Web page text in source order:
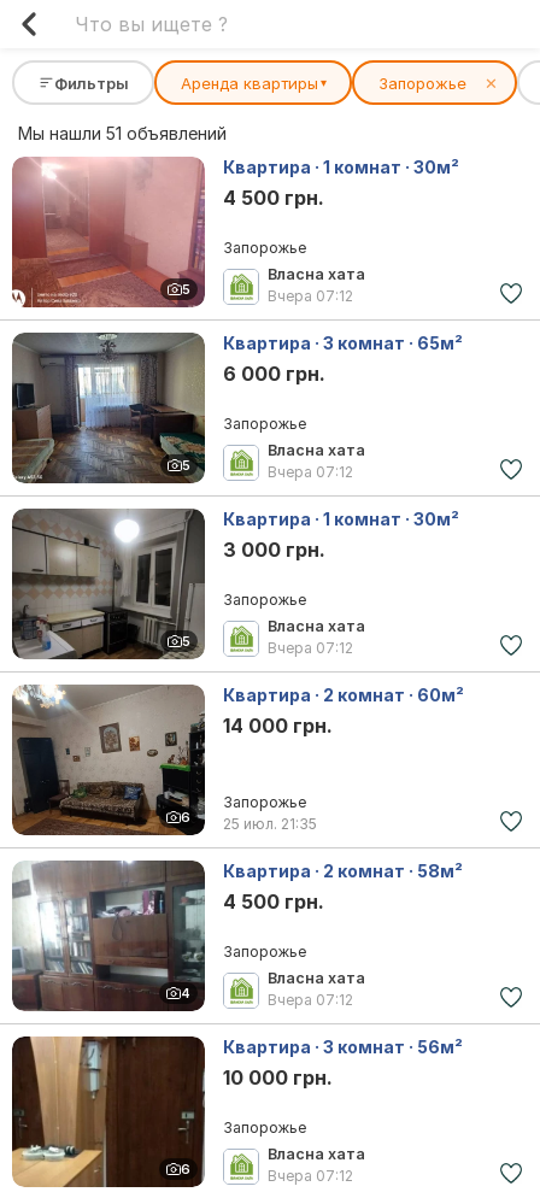
Фильтры Аренда квартиры ▾ Запорожье ✕
Мы нашли 51 объявлений
5
Квартира · 1 комнат · 30м²
4 500 грн.
Запорожье
Власна хата
Вчера 07:12
5
Квартира · 3 комнат · 65м²
6 000 грн.
Запорожье
Власна хата
Вчера 07:12
5
Квартира · 1 комнат · 30м²
3 000 грн.
Запорожье
Власна хата
Вчера 07:12
6
Квартира · 2 комнат · 60м²
14 000 грн.
Запорожье
25 июл. 21:35
4
Квартира · 2 комнат · 58м²
4 500 грн.
Запорожье
Власна хата
Вчера 07:12
6
Квартира · 3 комнат · 56м²
10 000 грн.
Запорожье
Власна хата
Вчера 07:12